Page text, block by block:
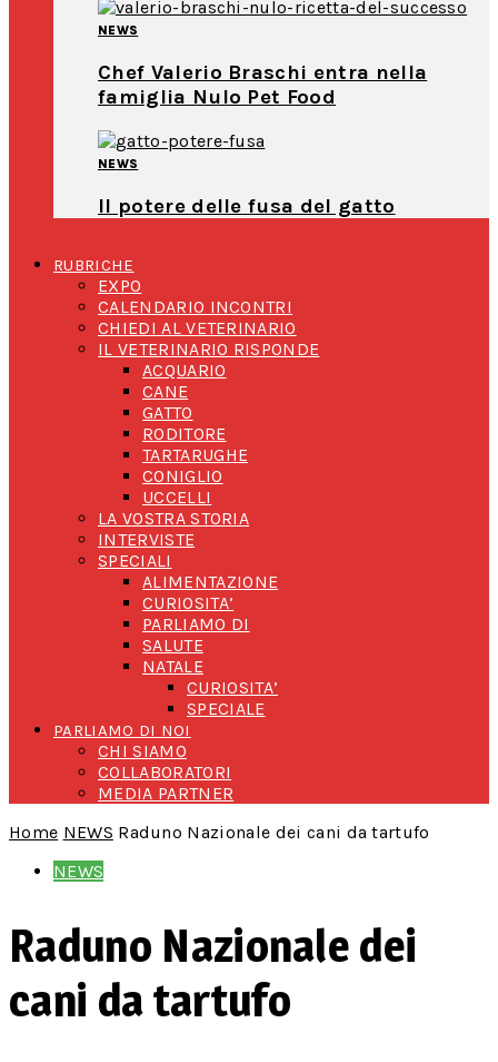
NEWS
Chef Valerio Braschi entra nella
famiglia Nulo Pet Food
NEWS
Il potere delle fusa del gatto
RUBRICHE
EXPO
CALENDARIO INCONTRI
CHIEDI AL VETERINARIO
IL VETERINARIO RISPONDE
ACQUARIO
CANE
GATTO
RODITORE
TARTARUGHE
CONIGLIO
UCCELLI
LA VOSTRA STORIA
INTERVISTE
SPECIALI
ALIMENTAZIONE
CURIOSITA’
PARLIAMO DI
SALUTE
NATALE
CURIOSITA’
SPECIALE
PARLIAMO DI NOI
CHI SIAMO
COLLABORATORI
MEDIA PARTNER
Home NEWS Raduno Nazionale dei cani da tartufo
NEWS
Raduno Nazionale dei
cani da tartufo